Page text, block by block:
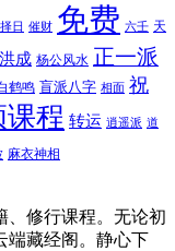
日 催财 免费 六壬 天
成 杨公风水 正一派
鹤鸣 盲派八字 相面 祝
程 转运 逍遥派 道
麻衣神相
、修行课程。无论初
端藏经阁。静心下